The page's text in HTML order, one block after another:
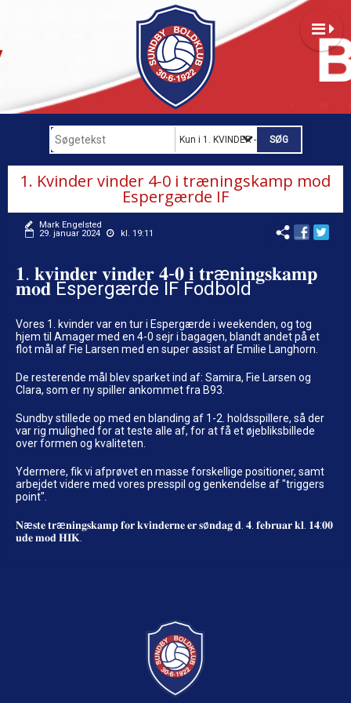
Kun i 1. KVINDER - B-LIGA
1. Kvinder vinder 4-0 i træningskamp mod
Espergærde IF
Mark Engelsted
29. januar 2024
kl. 19:11
𝟏. 𝐤𝐯𝐢𝐧𝐝𝐞𝐫 𝐯𝐢𝐧𝐝𝐞𝐫 𝟒-𝟎 𝐢 𝐭𝐫æ𝐧𝐢𝐧𝐠𝐬𝐤𝐚𝐦𝐩
𝐦𝐨𝐝 Espergærde IF Fodbold
Vores 1. kvinder var en tur i Espergærde i weekenden, og tog
hjem til Amager med en 4-0 sejr i bagagen, blandt andet på et
flot mål af Fie Larsen med en super assist af Emilie Langhorn.
De resterende mål blev sparket ind af: Samira, Fie Larsen og
Clara, som er ny spiller ankommet fra B93.
Sundby stillede op med en blanding af 1-2. holdsspillere, så der
var rig mulighed for at teste alle af, for at få et øjebliksbillede
over formen og kvaliteten.
Ydermere, fik vi afprøvet en masse forskellige positioner, samt
arbejdet videre med vores presspil og genkendelse af "triggers
point".
𝐍æ𝐬𝐭𝐞 𝐭𝐫æ𝐧𝐢𝐧𝐠𝐬𝐤𝐚𝐦𝐩 𝐟𝐨𝐫 𝐤𝐯𝐢𝐧𝐝𝐞𝐫𝐧𝐞 𝐞𝐫 𝐬ø𝐧𝐝𝐚𝐠 𝐝. 𝟒. 𝐟𝐞𝐛𝐫𝐮𝐚𝐫 𝐤𝐥. 𝟏𝟒:𝟎𝟎
𝐮𝐝𝐞 𝐦𝐨𝐝 𝐇𝐈𝐊.